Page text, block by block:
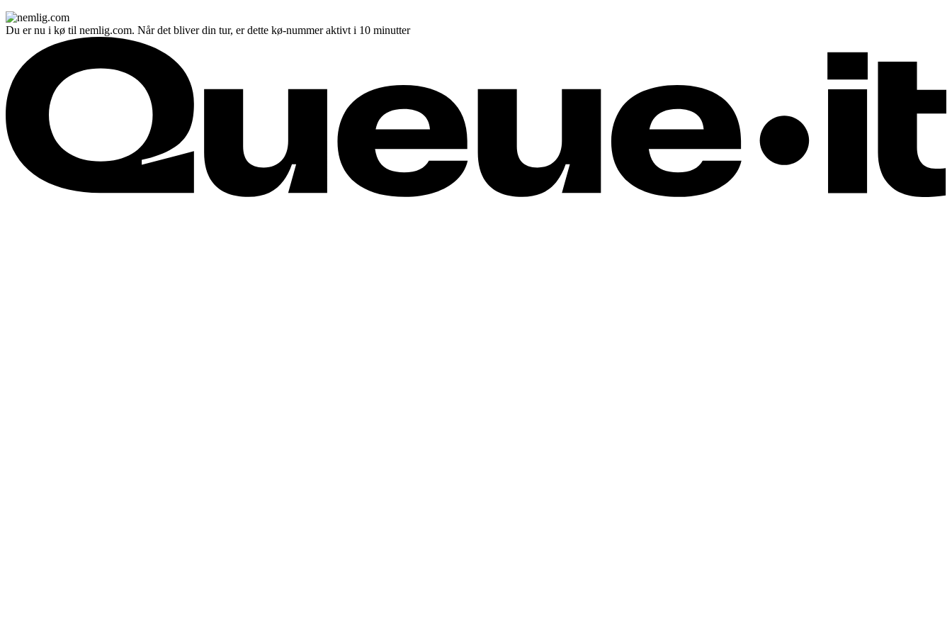
Du er nu i kø til nemlig.com. Når det bliver din tur, er dette kø-nummer aktivt i 10 minutter